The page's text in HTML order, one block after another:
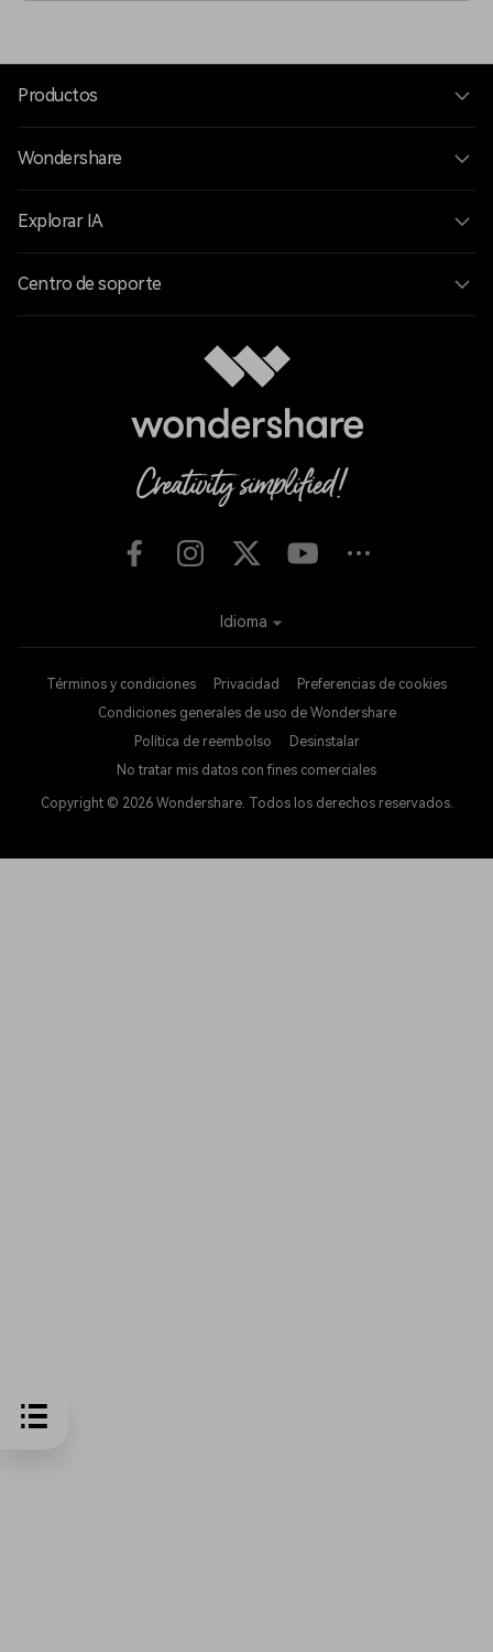
Productos
Wondershare
Explorar IA
Centro de soporte
Términos y condiciones Privacidad
Preferencias de cookies
Condiciones generales de uso de Wondershare
Política de reembolso
Desinstalar
No tratar mis datos con fines comerciales
Copyright © 2026 Wondershare. Todos los derechos reservados.
Idioma